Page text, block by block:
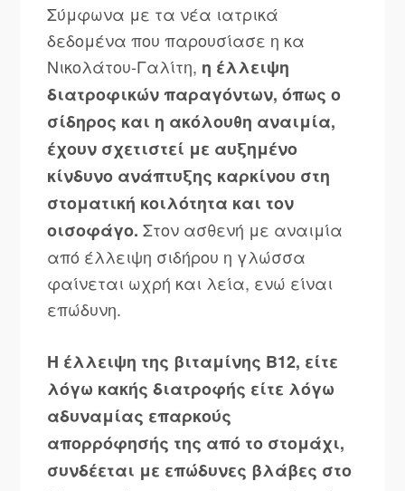
Σύμφωνα με τα νέα ιατρικά
δεδομένα που παρουσίασε η κα
Νικολάτου-Γαλίτη, η έλλειψη
διατροφικών παραγόντων, όπως ο
σίδηρος και η ακόλουθη αναιμία,
έχουν σχετιστεί με αυξημένο
κίνδυνο ανάπτυξης καρκίνου στη
στοματική κοιλότητα και τον
οισοφάγο. Στον ασθενή με αναιμία
από έλλειψη σιδήρου η γλώσσα
φαίνεται ωχρή και λεία, ενώ είναι
επώδυνη.
Η έλλειψη της βιταμίνης Β12, είτε
λόγω κακής διατροφής είτε λόγω
αδυναμίας επαρκούς
απορρόφησής της από το στομάχι,
συνδέεται με επώδυνες βλάβες στο